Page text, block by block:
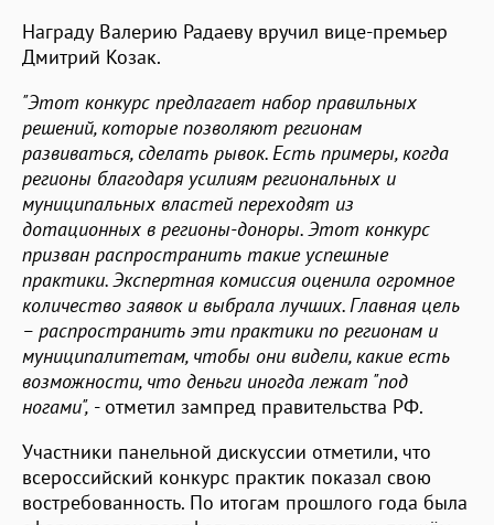
Награду Валерию Радаеву вручил вице-премьер
Дмитрий Козак.
"Этот конкурс предлагает набор правильных
решений, которые позволяют регионам
развиваться, сделать рывок. Есть примеры, когда
регионы благодаря усилиям региональных и
муниципальных властей переходят из
дотационных в регионы-доноры. Этот конкурс
призван распространить такие успешные
практики. Экспертная комиссия оценила огромное
количество заявок и выбрала лучших. Главная цель
– распространить эти практики по регионам и
муниципалитетам, чтобы они видели, какие есть
возможности, что деньги иногда лежат "под
ногами", - отметил зампред правительства РФ.
Участники панельной дискуссии отметили, что
всероссийский конкурс практик показал свою
востребованность. По итогам прошлого года была